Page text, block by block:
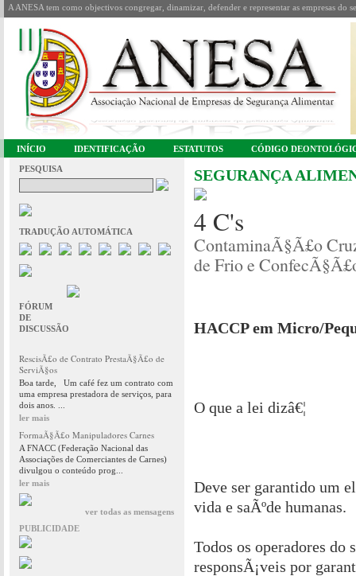
A ANESA tem como objectivos congregar, dinamizar, defender e representar as empresas
INÍCIO IDENTIFICAÇÃO ESTATUTOS CÓDIGO
PESQUISA
TRADUÇÃO AUTOMÁTICA
FÓRUM
DE
DISCUSSÃO
RescisÃ£o de Contrato PrestaÃ§Ã£o de
ServiÃ§os
Boa tarde, Um café fez um contrato com
uma empresa prestadora de serviços, para
dois anos. ...
ler mais
FormaÃ§Ã£o Manipuladores Carnes
A FNACC (Federação Nacional das
Associações de Comerciantes de Carnes)
divulgou o conteúdo prog...
ler mais
ver todas as mensagens
PUBLICIDADE
SEGURANÇA
4 C's
ContaminaÃ§Ã£o
de Frio e
HACCP em Micro/
O que a lei dizâ€¦
Deve ser garantido um
vida e saÃºde humanas.
Todos os operadores do
responsÃ¡veis por